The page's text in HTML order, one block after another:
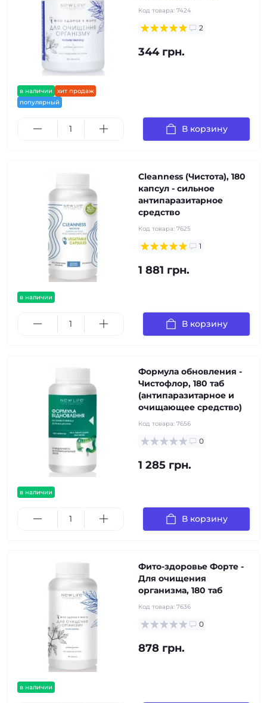
в наличии
хит продаж
популярный
Код товара: 7424
2
344 грн.
В корзину
в наличии
Cleanness (Чистота), 180
капсул - сильное
антипаразитарное
средство
Код товара: 7625
1
1 881 грн.
В корзину
в наличии
Формула обновления -
Чистофлор, 180 таб
(антипаразитарное и
очищающее средство)
Код товара: 7656
0
1 285 грн.
В корзину
в наличии
Фито-здоровье Форте -
Для очищения
организма, 180 таб
Код товара: 7636
0
878 грн.